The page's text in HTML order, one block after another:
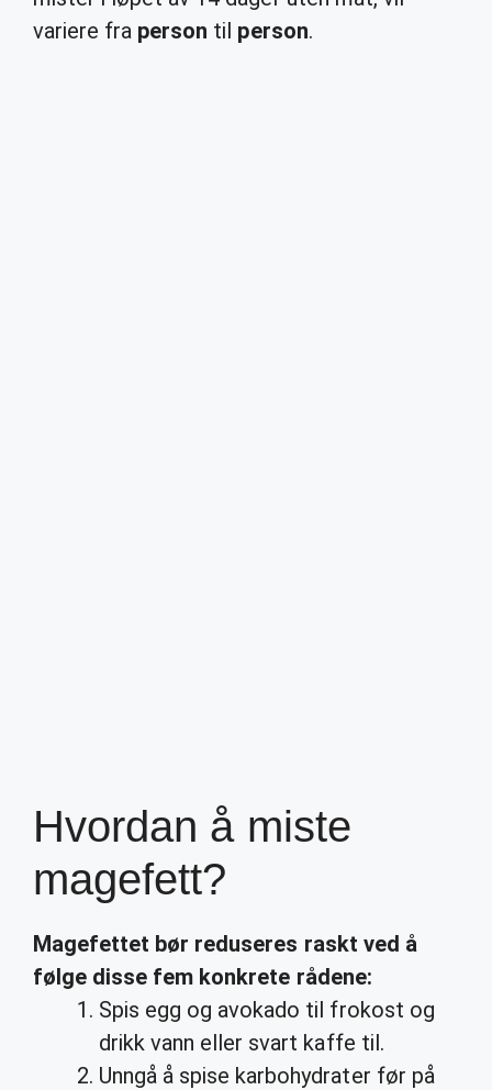
variere fra person til person.
Hvordan å miste
magefett?
Magefettet bør reduseres raskt ved å
følge disse fem konkrete rådene:
Spis egg og avokado til frokost og
drikk vann eller svart kaffe til.
Unngå å spise karbohydrater før på